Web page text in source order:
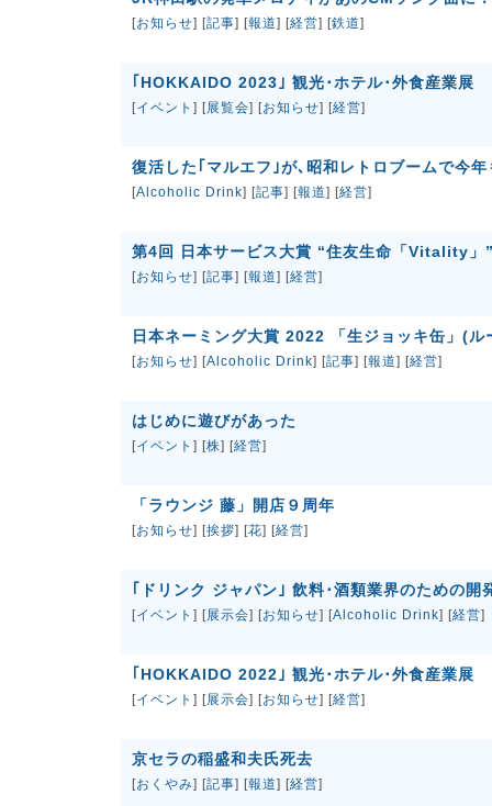
[お知らせ] [記事] [報道] [経営] [鉄道]
｢HOKKAIDO 2023｣ 観光･ホテル･外食産業展
[イベント ] [展覧会] [お知らせ] [経営]
復活した｢マルエフ｣が､昭和レトロブームで今
[Alcoholic Drink] [記事] [報道] [経営]
第4回 日本サービス大賞 “住友生命「Vitality」
[お知らせ] [記事] [報道] [経営]
日本ネーミング大賞 2022 「生ジョッキ缶」(ル
[お知らせ] [Alcoholic Drink] [記事] [報道] [経営]
はじめに遊びがあった
[イベント ] [株] [経営]
「ラウンジ 藤」開店９周年
[お知らせ] [挨拶] [花] [経営]
｢ドリンク ジャパン｣ 飲料･酒類業界のための開
[イベント ] [展示会] [お知らせ] [Alcoholic Drink] [経営]
｢HOKKAIDO 2022｣ 観光･ホテル･外食産業展
[イベント ] [展示会] [お知らせ] [経営]
京セラの稲盛和夫氏死去
[おくやみ] [記事] [報道] [経営]